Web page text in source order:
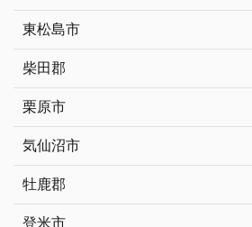
東松島市
柴田郡
栗原市
気仙沼市
牡鹿郡
登米市